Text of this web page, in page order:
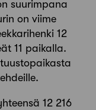
suurimpana
on viime
12
11 paikalla.
12 216